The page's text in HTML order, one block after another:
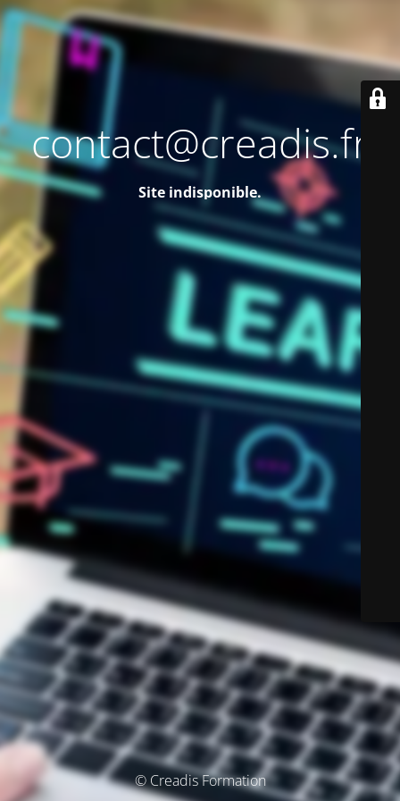
contact@creadis.fr
Site indisponible.
© Creadis Formation